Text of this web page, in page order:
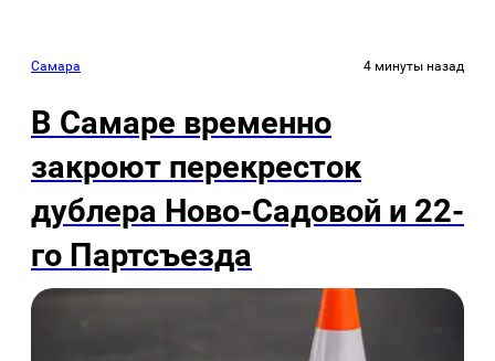
Самара 4 минуты назад
В Самаре временно
закроют перекресток
дублера Ново-Садовой и 22-
го Партсъезда